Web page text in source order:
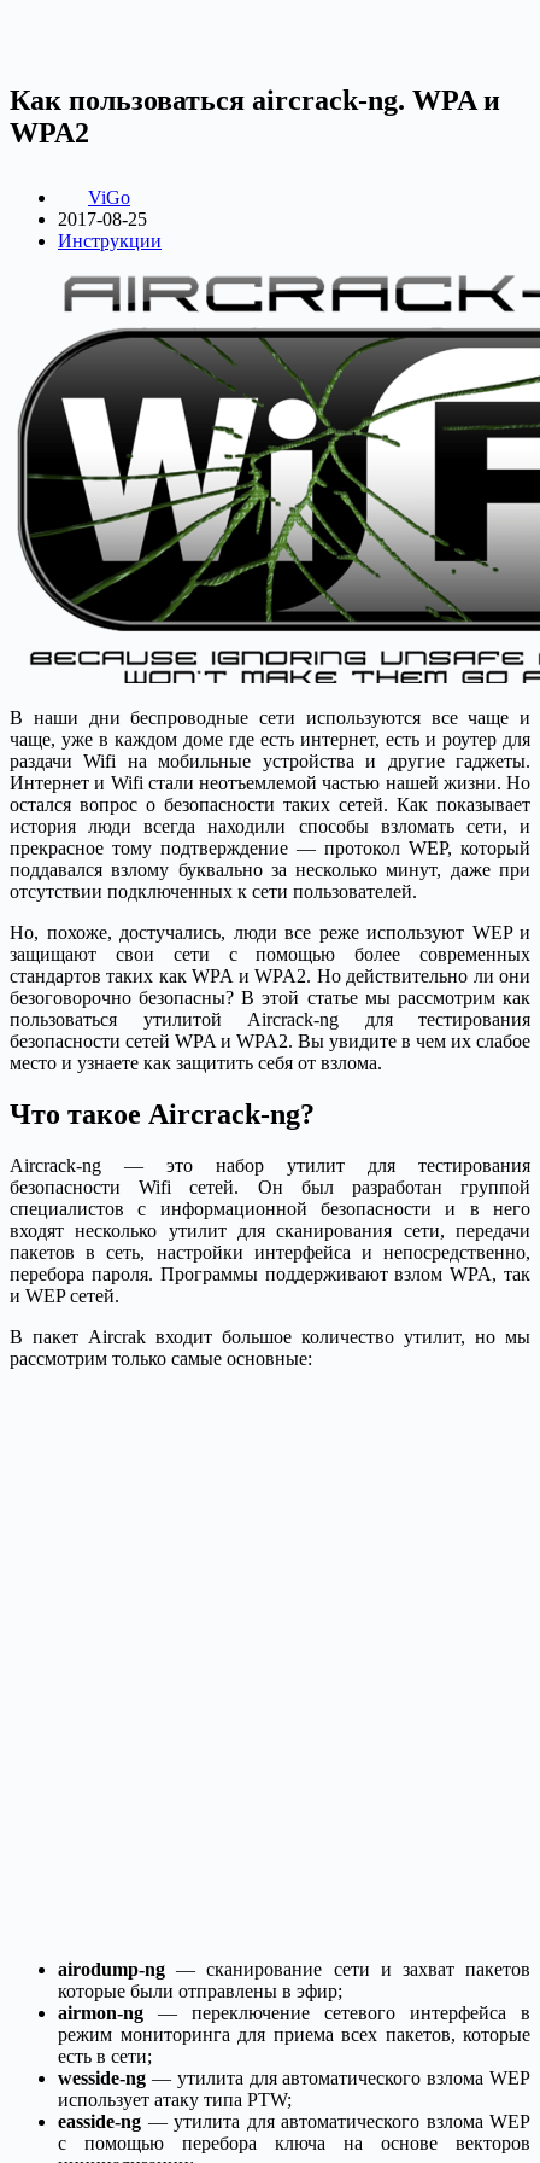
Как пользоваться aircrack-ng. WPA и
WPA2
ViGo
2017-08-25
Инструкции
В наши дни беспроводные сети используются все чаще и
чаще, уже в каждом доме где есть интернет, есть и роутер для
раздачи Wifi на мобильные устройства и другие гаджеты.
Интернет и Wifi стали неотъемлемой частью нашей жизни. Но
остался вопрос о безопасности таких сетей. Как показывает
история люди всегда находили способы взломать сети, и
прекрасное тому подтверждение — протокол WEP, который
поддавался взлому буквально за несколько минут, даже при
отсутствии подключенных к сети пользователей.
Но, похоже, достучались, люди все реже используют WEP и
защищают свои сети с помощью более современных
стандартов таких как WPA и WPA2. Но действительно ли они
безоговорочно безопасны? В этой статье мы рассмотрим как
пользоваться утилитой Aircrack-ng для тестирования
безопасности сетей WPA и WPA2. Вы увидите в чем их слабое
место и узнаете как защитить себя от взлома.
Что такое Aircrack-ng?
Aircrack-ng — это набор утилит для тестирования
безопасности Wifi сетей. Он был разработан группой
специалистов с информационной безопасности и в него
входят несколько утилит для сканирования сети, передачи
пакетов в сеть, настройки интерфейса и непосредственно,
перебора пароля. Программы поддерживают взлом WPA, так
и WEP сетей.
В пакет Aircrak входит большое количество утилит, но мы
рассмотрим только самые основные:
airodump-ng — сканирование сети и захват пакетов
которые были отправлены в эфир;
airmon-ng — переключение сетевого интерфейса в
режим мониторинга для приема всех пакетов, которые
есть в сети;
wesside-ng — утилита для автоматического взлома WEP
использует атаку типа PTW;
easside-ng — утилита для автоматического взлома WEP
с помощью перебора ключа на основе векторов